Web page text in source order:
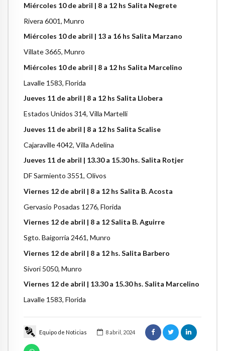
Equipo de Noticias 8 abril, 2024
Miércoles 10 de abril | 8 a 12 hs Salita Negrete
Rivera 6001, Munro
Miércoles 10 de abril | 13 a 16 hs Salita Marzano
Villate 3665, Munro
Miércoles 10 de abril | 8 a 12 hs Salita Marcelino
Lavalle 1583, Florida
Jueves 11 de abril | 8 a 12 hs Salita Llobera
Estados Unidos 314, Villa Martelli
Jueves 11 de abril | 8 a 12 hs Salita Scalise
Cajaraville 4042, Villa Adelina
Jueves 11 de abril | 13.30 a 15.30 hs. Salita Rotjer
DF Sarmiento 3551, Olivos
Viernes 12 de abril | 8 a 12 hs Salita B. Acosta
Gervasio Posadas 1276, Florida
Viernes 12 de abril | 8 a 12 Salita B. Aguirre
Sgto. Baigorria 2461, Munro
Viernes 12 de abril | 8 a 12 hs. Salita Barbero
Sívori 5050, Munro
Viernes 12 de abril | 13.30 a 15.30 hs. Salita Marcelino
Lavalle 1583, Florida